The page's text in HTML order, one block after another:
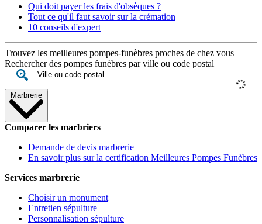
Qui doit payer les frais d'obsèques ?
Tout ce qu'il faut savoir sur la crémation
10 conseils d'expert
Trouvez les meilleures pompes-funèbres proches de chez vous
Rechercher des pompes funèbres par ville ou code postal
Marbrerie
Comparer les marbriers
Demande de devis marbrerie
En savoir plus sur la certification Meilleures Pompes Funèbres
Services marbrerie
Choisir un monument
Entretien sépulture
Personnalisation sépulture